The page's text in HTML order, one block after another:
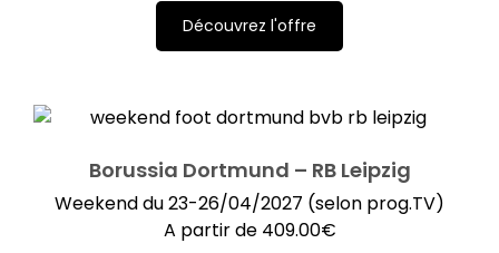
Découvrez l'offre
Borussia Dortmund – RB Leipzig
Weekend du 23-26/04/2027 (selon prog.TV)
A partir de 409.00€